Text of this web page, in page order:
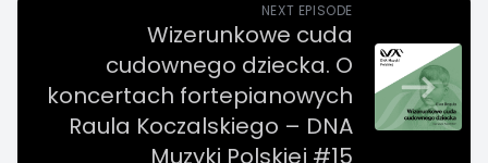
NEXT EPISODE
Wizerunkowe cuda
cudownego dziecka. O
koncertach fortepianowych
Raula Koczalskiego – DNA
Muzyki Polskiej #15